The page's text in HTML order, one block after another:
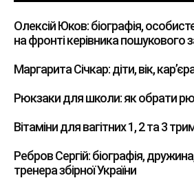
Олексій Юков: біографія,
на фронті керівника пошукового
Маргарита Січкар: діти, вік,
Рюкзаки для школи: як обрати
Вітаміни для вагітних 1, 2 та 3
Ребров Сергій: біографія,
тренера збірної України